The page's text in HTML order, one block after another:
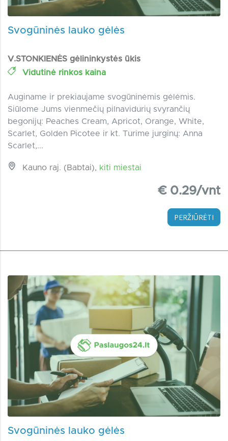
Svogūninės lauko gėlės
V.STONKIENĖS gėlininkystės ūkis
Vidutinė rinkos kaina
Auginame ir prekiaujame svogūninėmis gėlėmis.
Siūlome Jums vienmečių pilnavidurių svyrančių
begonijų: Peaches Cream, Apricot, Orange, White,
Scarlet, Golden Picotee ir kt. Turime jurginų: Anna
Scarlet,...
Kauno raj. (Babtai), kiti miestai
€ 0.29/vnt
PERŽIŪRĖTI
Svogūninės lauko gėlės